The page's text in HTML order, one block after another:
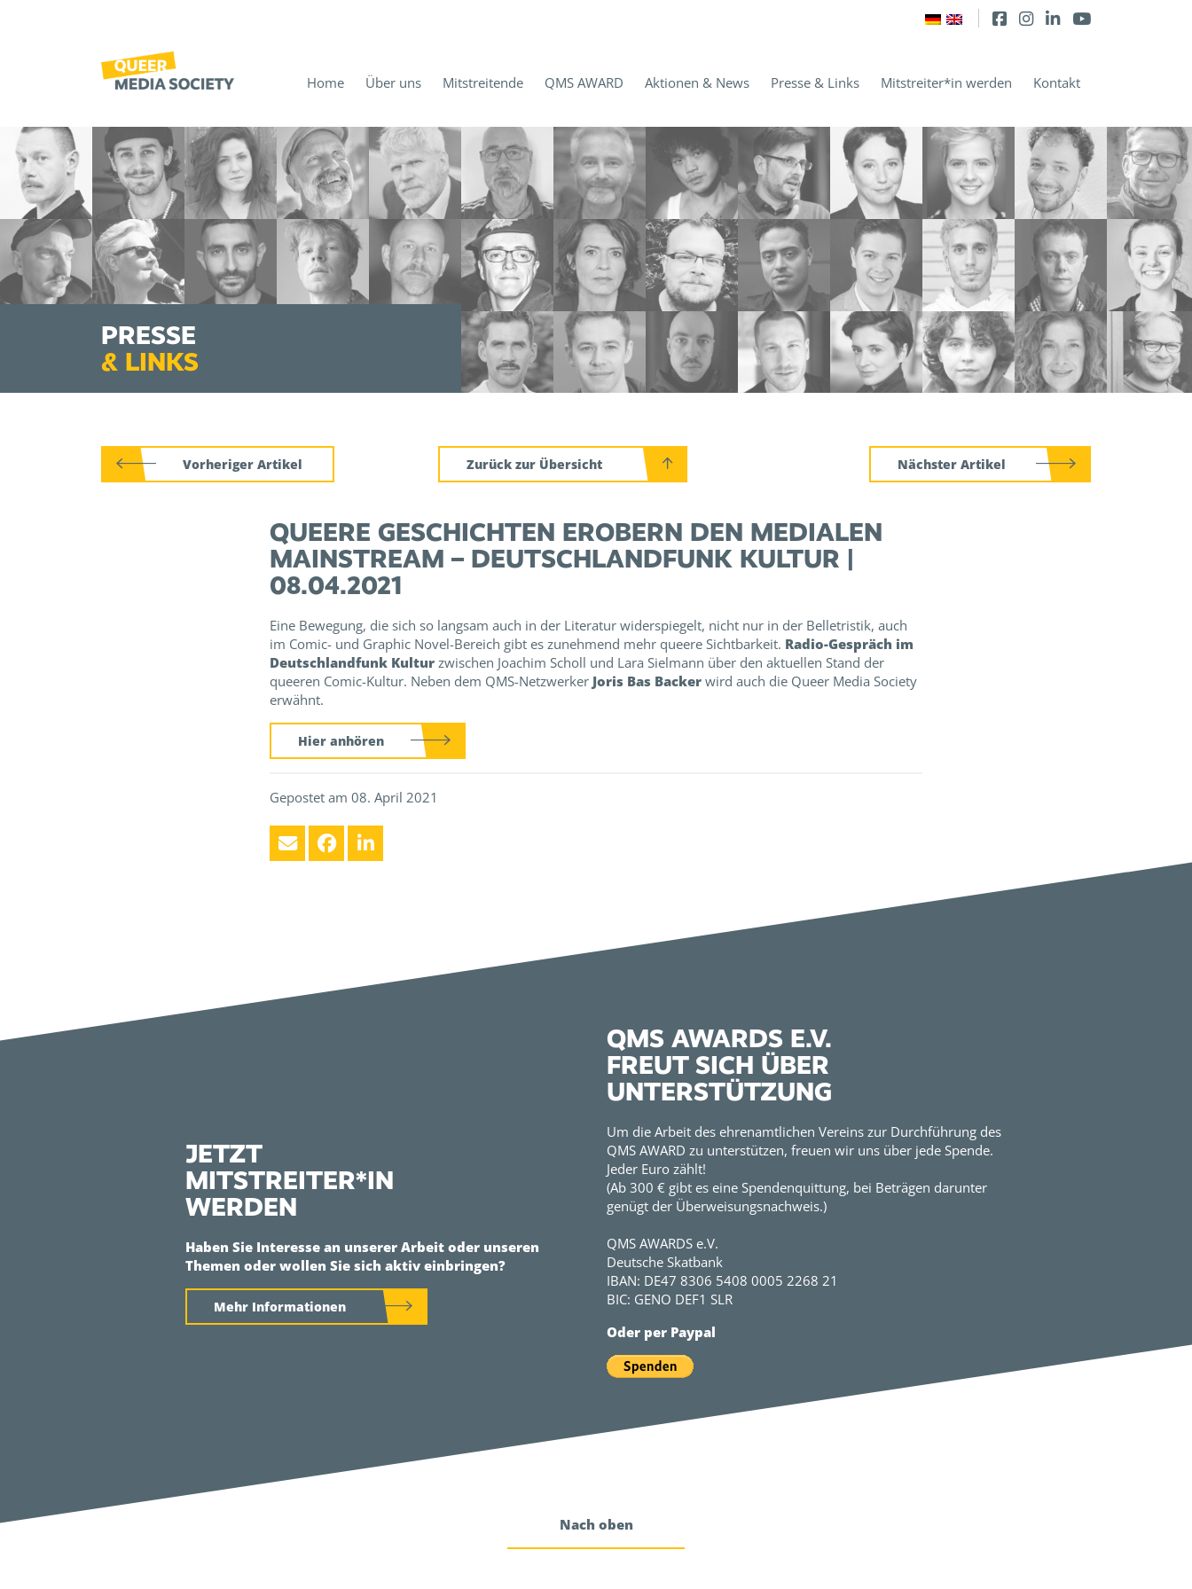
Home Über uns Mitstreitende QMS AWARD Aktionen & News Presse & Links Mitstreiter*in werden Kontakt
PRESSE
& LINKS
Vorheriger Artikel Zurück zur Übersicht Nächster Artikel
QUEERE GESCHICHTEN EROBERN DEN MEDIALEN
MAINSTREAM – DEUTSCHLANDFUNK KULTUR |
08.04.2021
Eine Bewegung, die sich so langsam auch in der Literatur widerspiegelt, nicht nur in der Belletristik, auch
im Comic- und Graphic Novel-Bereich gibt es zunehmend mehr queere Sichtbarkeit. Radio-Gespräch im
Deutschlandfunk Kultur zwischen Joachim Scholl und Lara Sielmann über den aktuellen Stand der
queeren Comic-Kultur. Neben dem QMS-Netzwerker Joris Bas Backer wird auch die Queer Media Society
erwähnt.
Hier anhören
Gepostet am 08. April 2021
QMS AWARDS E.V.
FREUT SICH ÜBER
UNTERSTÜTZUNG
JETZT
MITSTREITER*IN
WERDEN
Haben Sie Interesse an unserer Arbeit oder unseren
Themen oder wollen Sie sich aktiv einbringen?
Mehr Informationen
Um die Arbeit des ehrenamtlichen Vereins zur Durchführung des
QMS AWARD zu unterstützen, freuen wir uns über jede Spende.
Jeder Euro zählt!
(Ab 300 € gibt es eine Spendenquittung, bei Beträgen darunter
genügt der Überweisungsnachweis.)
QMS AWARDS e.V.
Deutsche Skatbank
IBAN: DE47 8306 5408 0005 2268 21
BIC: GENO DEF1 SLR
Oder per Paypal
Nach oben